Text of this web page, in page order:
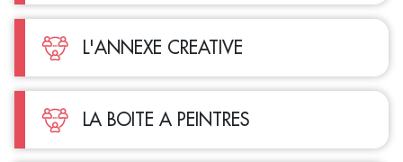
L'ANNEXE CREATIVE
LA BOITE A PEINTRES